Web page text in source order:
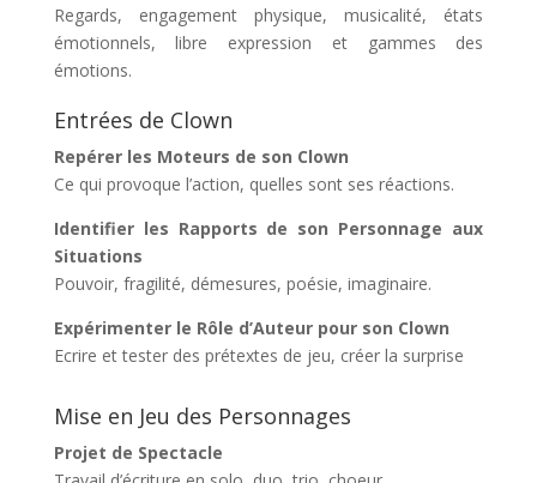
Regards, engagement physique, musicalité, états
émotionnels, libre expression et gammes des
émotions.
Entrées de Clown
Repérer les Moteurs de son Clown
Ce qui provoque l’action, quelles sont ses réactions.
Identifier les Rapports de son Personnage aux
Situations
Pouvoir, fragilité, démesures, poésie, imaginaire.
Expérimenter le Rôle d’Auteur pour son Clown
Ecrire et tester des prétextes de jeu, créer la surprise
Mise en Jeu des Personnages
Projet de Spectacle